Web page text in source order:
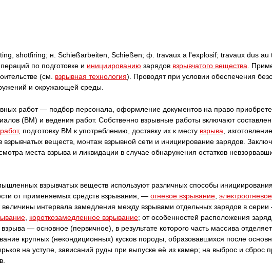
shotfiring; н. Schießarbeiten, Schießen; ф. travaux а l'explosif; travaux dus au
по подготовке и инициированию зарядов взрывчатого вещества .
(см. взрывная технология). Проводят при условии обеспечения
и окружающей среды.
работ — подбор персонала, оформление документов на право
(BM) и ведения работ. Собственно взрывные работы включают
, подготовку BM к употреблению, доставку их к месту взрыва ,
взрывчатых веществ, монтаж взрывной сети и инициирование зарядов.
места взрыва и ликвидации в случае обнаружения остатков
взрывчатых веществ используют различных способы
от применяемых средств взрывания, — огневое взрывание
величины интервала замедления между взрывами отдельных зарядов в
короткозамедленное взрывание; от особенностей расположения
— основное (первичное), в результате которого часть массива
крупных (некондиционных) кусков породы, образовавшихся после
на уступе, зависаний руды при выпуске её из камер; на выброс и сброс